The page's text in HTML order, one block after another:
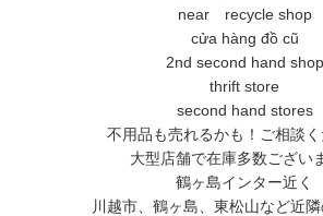
near recycle shop
cửa hàng đồ cũ
2nd second hand shop
thrift store
second hand stores
不用品も売れるかも！ご相談く
大型店舗で在庫多数ござい
鶴ヶ島インター近く
川越市、鶴ヶ島、東松山など近